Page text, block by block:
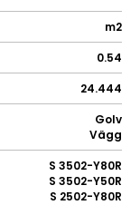
m2
0.54
24.444
Golv
Vägg
S 3502-Y80R
S 3502-Y50R
S 2502-Y80R